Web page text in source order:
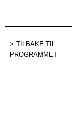
TILBAKE TIL
PROGRAMMET